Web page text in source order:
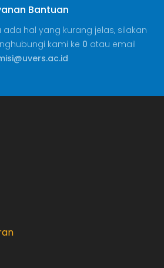
Bantuan
ada hal yang kurang jelas, silakan
kami ke 0 atau email